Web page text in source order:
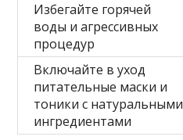
Избегайте горячей
воды и агрессивных
процедур
Включайте в уход
питательные маски и
тоники с натуральными
ингредиентами